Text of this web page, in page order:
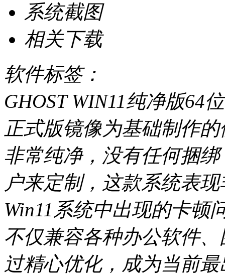
系统截图
相关下载
软件标签：
GHOST WIN11纯净版64
正式版镜像为基础制作
非常纯净，没有任何捆
户来定制，这款系统表
Win11系统中出现的卡顿
不仅兼容各种办公软件
过精心优化，成为当前